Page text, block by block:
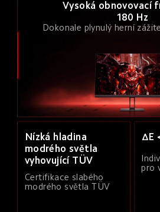
Vysoká obnovovací
180 Hz
Dokonale plynulý herní
Nízká hladina
modrého světla
vyhovující TÜV
Certifikace slabého
modrého světla TÜV
ΔE
pro